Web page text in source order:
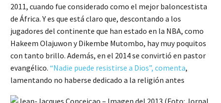
2011, cuando fue considerado como el mejor baloncestista
de África. Y es que está claro que, descontando a los
jugadores del continente que han estado en la NBA, como
Hakeem Olajuwon y Dikembe Mutombo, hay muy poquitos
con tanto brillo. Además, en el 2014 se convirtió en pastor
evangélico. “Nadie puede resistirse a Dios”, comenta,
lamentando no haberse dedicado a la religión antes